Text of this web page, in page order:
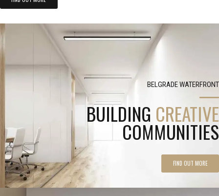
BUILDINGCREATIVE
COMMUNITIES